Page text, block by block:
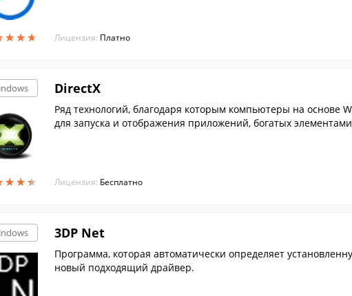
★★★
★★★ Лицензия: Платно
★★★
★★★
DirectX
Ряд технологий, благодаря которым компьютеры на основе
для запуска и отображения приложений, богатых
Лицензия: Бесплатно
3DP Net
Программа, которая автоматически определяет
новый подходящий драйвер.